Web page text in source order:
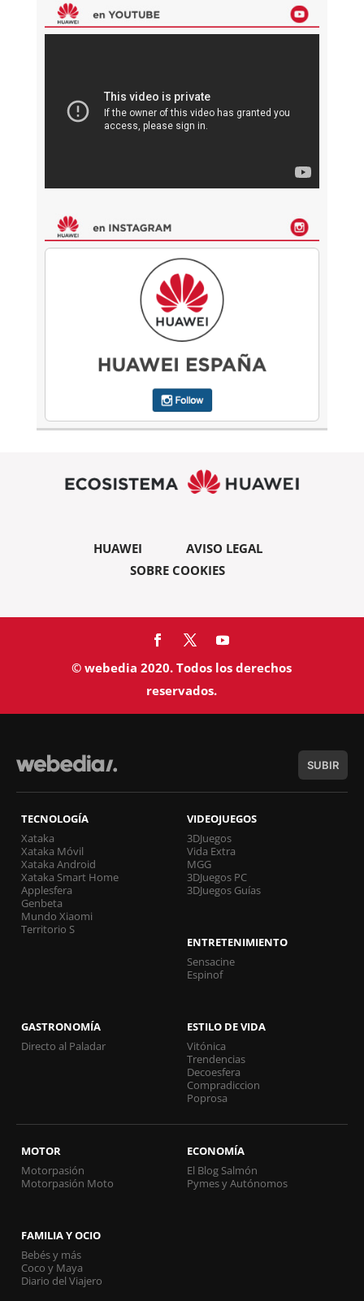
HUAWEI
AVISO LEGAL
SOBRE COOKIES
© webedia 2020. Todos los derechos
reservados.
SUBIR
TECNOLOGÍA
Xataka
Xataka Móvil
Xataka Android
Xataka Smart Home
Applesfera
Genbeta
Mundo Xiaomi
Territorio S
VIDEOJUEGOS
3DJuegos
Vida Extra
MGG
3DJuegos PC
3DJuegos Guías
ENTRETENIMIENTO
Sensacine
Espinof
GASTRONOMÍA
Directo al Paladar
ESTILO DE VIDA
Vitónica
Trendencias
Decoesfera
Compradiccion
Poprosa
MOTOR
Motorpasión
Motorpasión Moto
ECONOMÍA
El Blog Salmón
Pymes y Autónomos
FAMILIA Y OCIO
Bebés y más
Coco y Maya
Diario del Viajero